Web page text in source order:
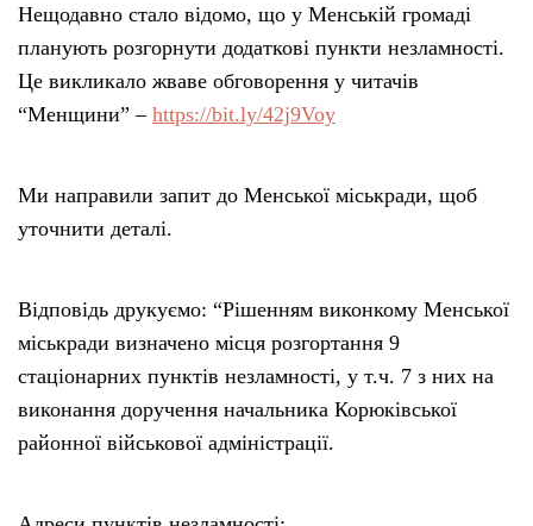
Нещодавно стало відомо, що у Менській громаді
планують розгорнути додаткові пункти незламності.
Це викликало жваве обговорення у читачів
“Менщини” – https://bit.ly/42j9Voy
Ми направили запит до Менської міськради, щоб
уточнити деталі.
Відповідь друкуємо: “Рішенням виконкому Менської
міськради визначено місця розгортання 9
стаціонарних пунктів незламності, у т.ч. 7 з них на
виконання доручення начальника Корюківської
районної військової адміністрації.